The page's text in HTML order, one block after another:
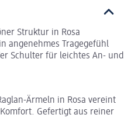
Struktur in Rosa
angenehmes Tragegefühl
Schulter für leichtes An- und
Ärmeln in Rosa vereint
Gefertigt aus reiner